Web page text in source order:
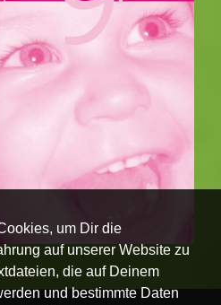
um Dir die
auf unserer Website zu
die auf Deinem
und bestimmte Daten